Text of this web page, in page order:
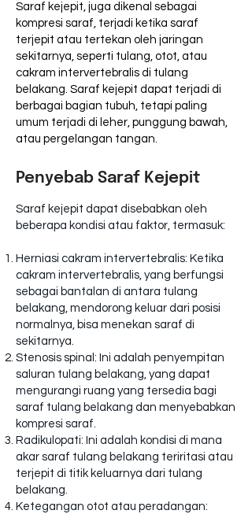
Saraf kejepit, juga dikenal sebagai
kompresi saraf, terjadi ketika saraf
terjepit atau tertekan oleh jaringan
sekitarnya, seperti tulang, otot, atau
cakram intervertebralis di tulang
belakang. Saraf kejepit dapat terjadi di
berbagai bagian tubuh, tetapi paling
umum terjadi di leher, punggung bawah,
atau pergelangan tangan.
Penyebab Saraf Kejepit
Saraf kejepit dapat disebabkan oleh
beberapa kondisi atau faktor, termasuk:
Herniasi cakram intervertebralis: Ketika
cakram intervertebralis, yang berfungsi
sebagai bantalan di antara tulang
belakang, mendorong keluar dari posisi
normalnya, bisa menekan saraf di
sekitarnya.
Stenosis spinal: Ini adalah penyempitan
saluran tulang belakang, yang dapat
mengurangi ruang yang tersedia bagi
saraf tulang belakang dan menyebabkan
kompresi saraf.
Radikulopati: Ini adalah kondisi di mana
akar saraf tulang belakang teriritasi atau
terjepit di titik keluarnya dari tulang
belakang.
Ketegangan otot atau peradangan: